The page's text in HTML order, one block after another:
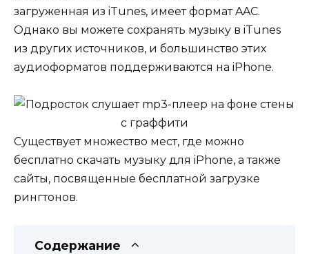
загруженная из iTunes, имеет формат AAC.
Однако вы можете сохранять музыку в iTunes
из других источников, и большинство этих
аудиоформатов поддерживаются на iPhone.
Существует множество мест, где можно
бесплатно скачать музыку для iPhone, а также
сайты, посвященные бесплатной загрузке
рингтонов.
Содержание